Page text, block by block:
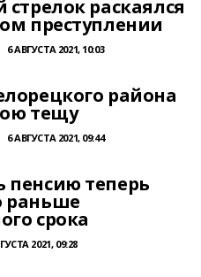
стрелок раскаялся
преступлении
6 АВГУСТА 2021, 10:03
района
тещу
6 АВГУСТА 2021, 09:44
теперь
раньше
срока
2021, 09:28